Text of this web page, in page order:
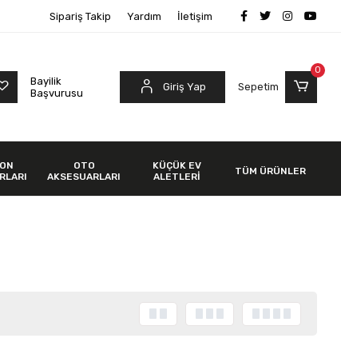
Sipariş Takip Yardım İletişim
Bayilik
Başvurusu
Giriş Yap Sepetim
0
OTO
AKSESUARLARI
KÜÇÜK EV
ALETLERİ
TÜM ÜRÜNLER